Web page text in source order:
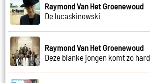
Raymond Van Het Groenewoud
De lucaskinowski
Raymond Van Het Groenewoud
Deze blanke jongen komt zo hard